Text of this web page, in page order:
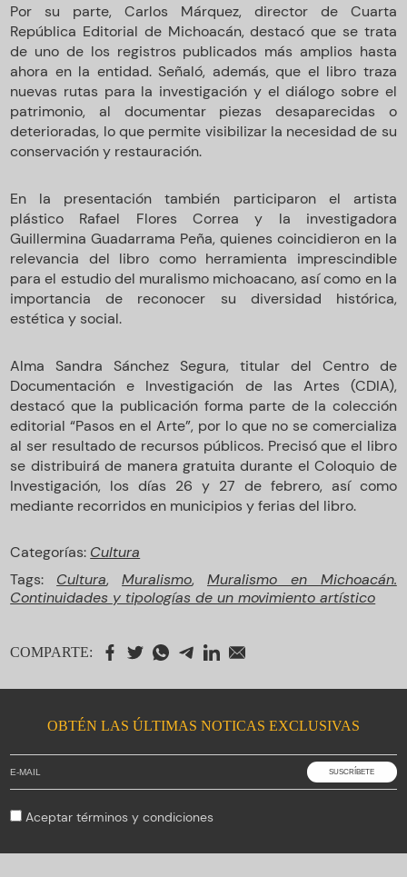
Por su parte, Carlos Márquez, director de Cuarta
República Editorial de Michoacán, destacó que se trata
de uno de los registros publicados más amplios hasta
ahora en la entidad. Señaló, además, que el libro traza
nuevas rutas para la investigación y el diálogo sobre el
patrimonio, al documentar piezas desaparecidas o
deterioradas, lo que permite visibilizar la necesidad de su
conservación y restauración.
En la presentación también participaron el artista
plástico Rafael Flores Correa y la investigadora
Guillermina Guadarrama Peña, quienes coincidieron en la
relevancia del libro como herramienta imprescindible
para el estudio del muralismo michoacano, así como en la
importancia de reconocer su diversidad histórica,
estética y social.
Alma Sandra Sánchez Segura, titular del Centro de
Documentación e Investigación de las Artes (CDIA),
destacó que la publicación forma parte de la colección
editorial “Pasos en el Arte”, por lo que no se comercializa
al ser resultado de recursos públicos. Precisó que el libro
se distribuirá de manera gratuita durante el Coloquio de
Investigación, los días 26 y 27 de febrero, así como
mediante recorridos en municipios y ferias del libro.
Categorías: Cultura
Tags: Cultura,Muralismo, Muralismo en Michoacán.
Continuidades y tipologías de un movimiento artístico
COMPARTE:
OBTÉN LAS ÚLTIMAS NOTICAS EXCLUSIVAS
Aceptartérminos y condiciones